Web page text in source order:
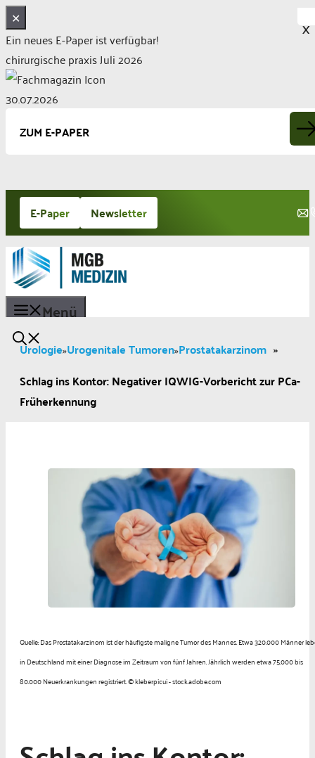
✕
Ein neues E-Paper ist verfügbar!
chirurgische praxis Juli 2026
30.07.2026
ZUM E-PAPER
Zum
Inhalt
springen
E-Paper Newsletter
Menü
Urologie»Urogenitale Tumoren»Prostatakarzinom »
Schlag ins Kontor: Negativer IQWIG-Vorbericht zur PCa-
Früherkennung
Quelle: Das Prostatakarzinom ist der häufigste maligne Tumor des Mannes. Etwa 320.000 Männer
in Deutschland mit einer Diagnose im Zeitraum von fünf Jahren. Jährlich werden etwa 75.000 bis
80.000 Neuerkrankungen registriert. © kleberpicui - stock.adobe.com
X